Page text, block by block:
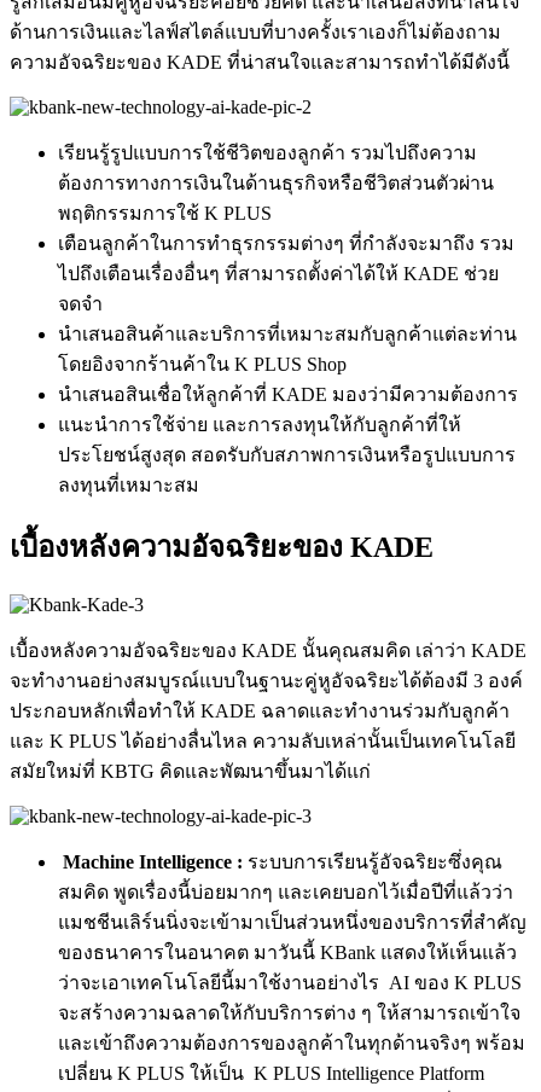
ด้านการเงินและไลฟ์สไตล์แบบที่บางครั้งเราเองก็ไม่ต้องถาม
ความอัจฉริยะของ KADE ที่น่าสนใจและสามารถทำได้มีดังนี้
เรียนรู้รูปแบบการใช้ชีวิตของลูกค้า รวมไปถึงความ
ต้องการทางการเงินในด้านธุรกิจหรือชีวิตส่วนตัวผ่าน
พฤติกรรมการใช้ K PLUS
เตือนลูกค้าในการทำธุรกรรมต่างๆ ที่กำลังจะมาถึง รวม
ไปถึงเตือนเรื่องอื่นๆ ที่สามารถตั้งค่าได้ให้ KADE ช่วย
จดจำ
นำเสนอสินค้าและบริการที่เหมาะสมกับลูกค้าแต่ละท่าน
โดยอิงจากร้านค้าใน K PLUS Shop
นำเสนอสินเชื่อให้ลูกค้าที่ KADE มองว่ามีความต้องการ
แนะนำการใช้จ่าย และการลงทุนให้กับลูกค้าที่ให้
ประโยชน์สูงสุด สอดรับกับสภาพการเงินหรือรูปแบบการ
ลงทุนที่เหมาะสม
เบื้องหลังความอัจฉริยะของ KADE
เบื้องหลังความอัจฉริยะของ KADE นั้นคุณสมคิด เล่าว่า KADE
จะทำงานอย่างสมบูรณ์แบบในฐานะคู่หูอัจฉริยะได้ต้องมี 3 องค์
ประกอบหลักเพื่อทำให้ KADE ฉลาดและทำงานร่วมกับลูกค้า
และ K PLUS ได้อย่างลื่นไหล ความลับเหล่านั้นเป็นเทคโนโลยี
สมัยใหม่ที่ KBTG คิดและพัฒนาขึ้นมาได้แก่
Machine Intelligence : ระบบการเรียนรู้อัจฉริยะซึ่งคุณ
สมคิด พูดเรื่องนี้บ่อยมากๆ และเคยบอกไว้เมื่อปีที่แล้วว่า
แมชชีนเลิร์นนิ่งจะเข้ามาเป็นส่วนหนึ่งของบริการที่สำคัญ
ของธนาคารในอนาคต มาวันนี้ KBank แสดงให้เห็นแล้ว
ว่าจะเอาเทคโนโลยีนี้มาใช้งานอย่างไร AI ของ K PLUS
จะสร้างความฉลาดให้กับบริการต่าง ๆ ให้สามารถเข้าใจ
และเข้าถึงความต้องการของลูกค้าในทุกด้านจริงๆ พร้อม
เปลี่ยน K PLUS ให้เป็น K PLUS Intelligence Platform